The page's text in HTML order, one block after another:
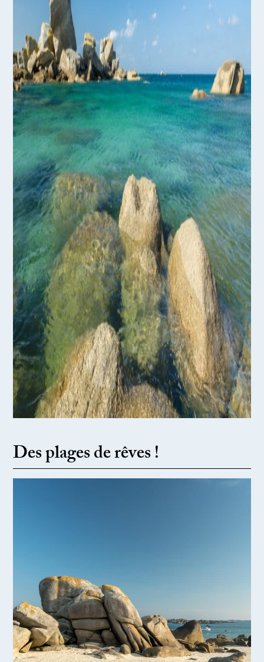
Des plages de rêves !